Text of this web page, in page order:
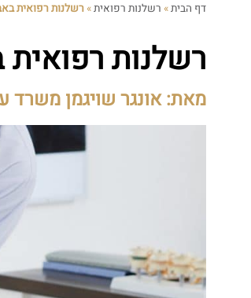
דף הבית» רשלנות רפואית»רשלנות רפואית
רשלנות רפואית
מאת: אונגר שויגמן משרד